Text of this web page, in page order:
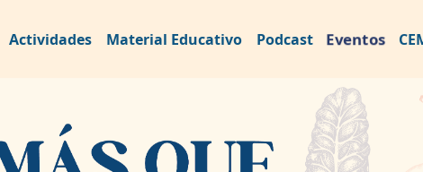
Actividades Material Educativo Podcast Eventos